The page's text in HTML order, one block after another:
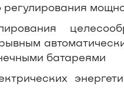
батареями